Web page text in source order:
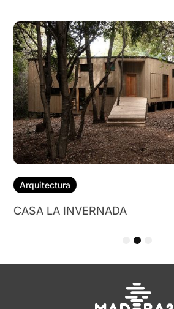
Arquitectura
CASA NALA